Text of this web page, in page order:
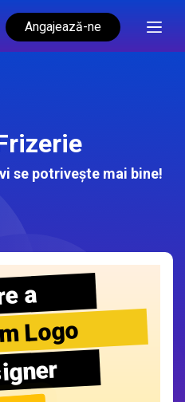
Angajează-ne
se potrivește mai bine!
a
Logo